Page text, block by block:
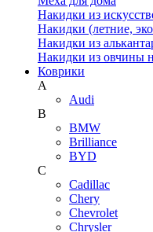
Накидки из
Накидки (летние,
Накидки из
Накидки из овчины
Коврики
A
Audi
B
BMW
Brilliance
BYD
C
Cadillac
Chery
Chevrolet
Chrysler